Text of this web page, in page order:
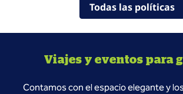
Todas las políticas
Viajes y eventos para
Contamos con el espacio elegante y